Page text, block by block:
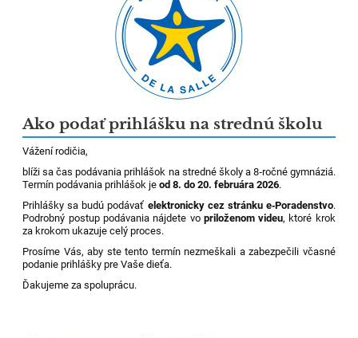
Ako podať prihlášku na strednú školu
Vážení rodičia,
blíži sa čas podávania prihlášok na stredné školy a 8‑ročné gymnáziá.
Termín podávania prihlášok jeod 8. do 20. februára 2026.
Prihlášky sa budú podávať elektronicky cez stránku e‑Poradenstvo.
Podrobný postup podávania nájdete vo priloženom videu, ktoré krok
za krokom ukazuje celý proces.
Prosíme Vás, aby ste tento termín nezmeškali a zabezpečili včasné
podanie prihlášky pre Vaše dieťa.
Ďakujeme za spoluprácu.